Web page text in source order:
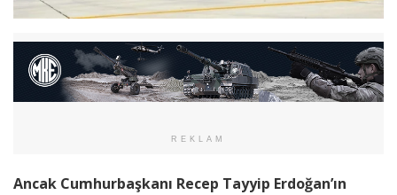
REKLAM
Ancak Cumhurbaşkanı Recep Tayyip Erdoğan’ın